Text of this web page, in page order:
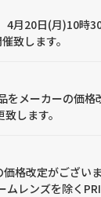
4月20日(月)10時
致します。
メーカーの価格
します。
格改定がござい
ムレンズを除く